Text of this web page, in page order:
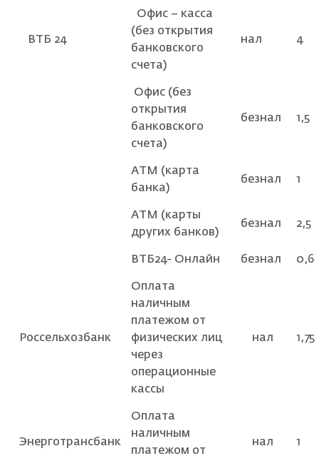
ВТБ 24
Офис – касса
(без открытия
банковского
счета)
нал 4
Офис (без
открытия
банковского
счета)
безнал 1,5
АТМ (карта
банка)
безнал 1
АТМ (карты
других банков)
безнал 2,5
ВТБ24- Онлайн безнал 0,6
Россельхозбанк
Оплата
наличным
платежом от
физических лиц
через
операционные
кассы
нал
Энерготрансбанк
Оплата
наличным
платежом от
нал 1